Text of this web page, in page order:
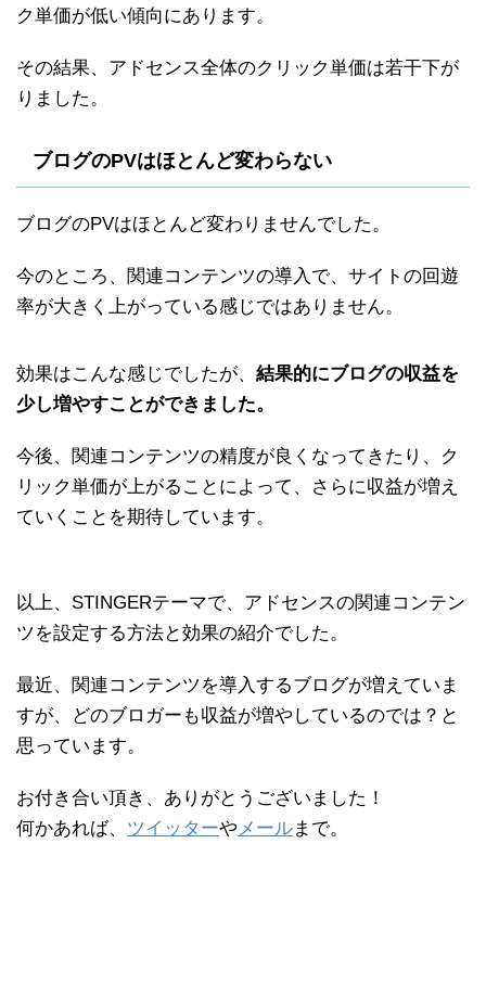
ク単価が低い傾向にあります。
その結果、アドセンス全体のクリック単価は若干下が
りました。
ブログのPVはほとんど変わらない
ブログのPVはほとんど変わりませんでした。
今のところ、関連コンテンツの導入で、サイトの回遊
率が大きく上がっている感じではありません。
効果はこんな感じでしたが、 結果的にブログの収益を
少し増やすことができました。
今後、関連コンテンツの精度が良くなってきたり、ク
リック単価が上がることによって、さらに収益が増え
ていくことを期待しています。
以上、STINGERテーマで、アドセンスの関連コンテン
ツを設定する方法と効果の紹介でした。
最近、関連コンテンツを導入するブログが増えていま
すが、どのブロガーも収益が増やしているのでは？と
思っています。
お付き合い頂き、ありがとうございました！
何かあれば、 ツイッターや メールまで。